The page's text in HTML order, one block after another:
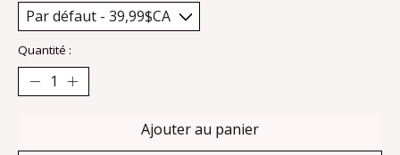
Quantité :
Ajouter au panier